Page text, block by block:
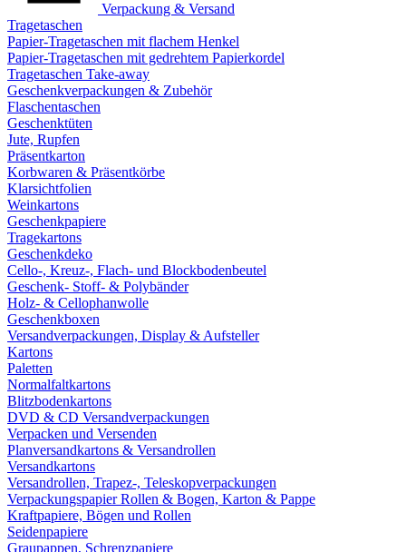
Verpackung & Versand
Tragetaschen
Papier-Tragetaschen mit flachem Henkel
Papier-Tragetaschen mit gedrehtem Papierkordel
Tragetaschen Take-away
Geschenkverpackungen & Zubehör
Flaschentaschen
Geschenktüten
Jute, Rupfen
Präsentkarton
Korbwaren & Präsentkörbe
Klarsichtfolien
Weinkartons
Geschenkpapiere
Tragekartons
Geschenkdeko
Cello-, Kreuz-, Flach- und Blockbodenbeutel
Geschenk- Stoff- & Polybänder
Holz- & Cellophanwolle
Geschenkboxen
Versandverpackungen, Display & Aufsteller
Kartons
Paletten
Normalfaltkartons
Blitzbodenkartons
DVD & CD Versandverpackungen
Verpacken und Versenden
Planversandkartons & Versandrollen
Versandkartons
Versandrollen, Trapez-, Teleskopverpackungen
Verpackungspapier Rollen & Bogen, Karton & Pappe
Kraftpapiere, Bögen und Rollen
Seidenpapiere
Graupappen, Schrenzpapiere